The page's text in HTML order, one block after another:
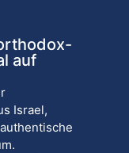
auf
Israel,